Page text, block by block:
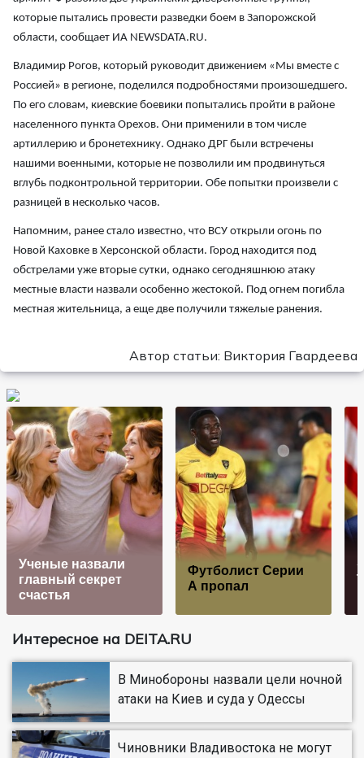
которые пытались провести разведки боем в Запорожской
области, сообщает ИА NEWSDATA.RU.
Владимир Рогов, который руководит движением «Мы вместе с
Россией» в регионе, поделился подробностями произошедшего.
По его словам, киевские боевики попытались пройти в районе
населенного пункта Орехов. Они применили в том числе
артиллерию и бронетехнику. Однако ДРГ были встречены
нашими военными, которые не позволили им продвинуться
вглубь подконтрольной территории. Обе попытки произвели с
разницей в несколько часов.
Напомним, ранее стало известно, что ВСУ открыли огонь по
Новой Каховке в Херсонской области. Город находится под
обстрелами уже вторые сутки, однако сегодняшнюю атаку
местные власти назвали особенно жестокой. Под огнем погибла
местная жительница, а еще две получили тяжелые ранения.
Автор статьи: Виктория Гвардеева
Ученые назвали
главный секрет
счастья
Футболист Серии
А пропал
Интересное на DEITA.RU
В Минобороны назвали цели ночной
атаки на Киев и суда у Одессы
Чиновники Владивостока не могут